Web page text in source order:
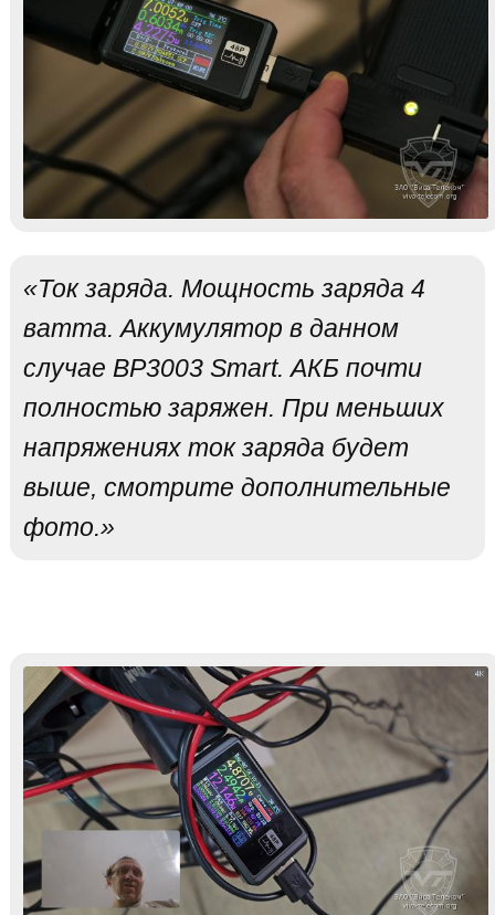
«Ток заряда. Мощность заряда 4
ватта. Аккумулятор в данном
случае BP3003 Smart. АКБ почти
полностью заряжен. При меньших
напряжениях ток заряда будет
выше, смотрите дополнительные
фото.»